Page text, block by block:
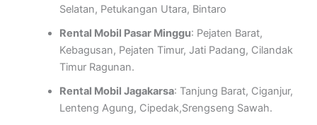
Selatan, Petukangan Utara, Bintaro
Rental Mobil Pasar Minggu: Pejaten Barat,
Kebagusan, Pejaten Timur, Jati Padang, Cilandak
Timur Ragunan.
Rental Mobil Jagakarsa: Tanjung Barat, Ciganjur,
Lenteng Agung, Cipedak,Srengseng Sawah.